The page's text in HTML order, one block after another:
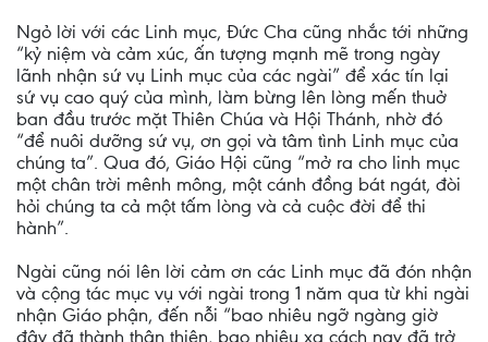
Ngỏ lời với các Linh mục, Đức Cha cũng nhắc tới những
“kỷ niệm và cảm xúc, ấn tượng mạnh mẽ trong ngày
lãnh nhận sứ vụ Linh mục của các ngài” để xác tín lại
sứ vụ cao quý của mình, làm bừng lên lòng mến thuở
ban đầu trước mặt Thiên Chúa và Hội Thánh, nhờ đó
“để nuôi dưỡng sứ vụ, ơn gọi và tâm tình Linh mục của
chúng ta”. Qua đó, Giáo Hội cũng “mở ra cho linh mục
một chân trời mênh mông, một cánh đồng bát ngát, đòi
hỏi chúng ta cả một tấm lòng và cả cuộc đời để thi
hành”.
Ngài cũng nói lên lời cảm ơn các Linh mục đã đón nhận
và cộng tác mục vụ với ngài trong 1 năm qua từ khi ngài
nhận Giáo phận, đến nỗi “bao nhiêu ngỡ ngàng giờ
đây đã thành thân thiện, bao nhiêu xa cách nay đã trở